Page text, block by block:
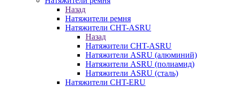
Назад
Натяжители ремня
Натяжители CHT-ASRU
Назад
Натяжители CHT-ASRU
Натяжители ASRU (алюминий)
Натяжители ASRU (полиамид)
Натяжители ASRU (сталь)
Натяжители CHT-ERU